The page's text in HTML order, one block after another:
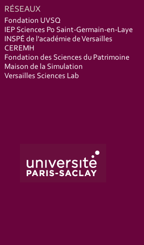
RÉSEAUX
Fondation UVSQ
IEP Sciences Po Saint-Germain-en-Laye
INSPÉ de l'académie de Versailles
CEREMH
Fondation des Sciences du Patrimoine
Maison de la Simulation
Versailles Sciences Lab